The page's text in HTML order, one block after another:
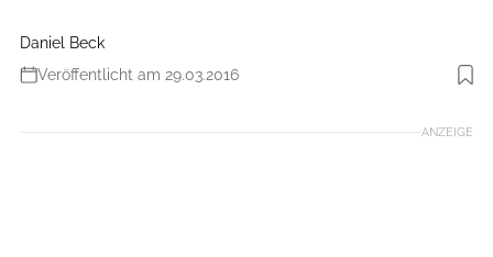
Daniel Beck
Veröffentlicht am 29.03.2016
Foto: Björn Hänssler
ANZEIGE